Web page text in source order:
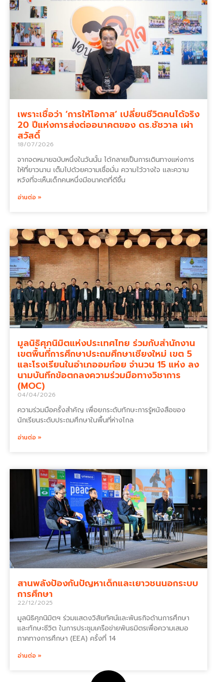
เพราะเชื่อว่า ‘การให้โอกาส’ เปลี่ยนชีวิตคนได้จริง
20 ปีแห่งการส่งต่ออนาคตของ ดร.ชัชวาล เผ่า
สวัสดิ์
18/07/2026
จากจดหมายฉบับหนึ่งในวันนั้น ได้กลายเป็นการเดินทางแห่งการ
ให้ที่ยาวนาน เต็มไปด้วยความเชื่อมั่น ความไว้วางใจ และความ
หวังที่จะเห็นเด็กคนหนึ่งมีอนาคตที่ดีขึ้น
อ่านต่อ »
มูลนิธิศุภนิมิตแห่งประเทศไทย ร่วมกับสำนักงาน
เขตพื้นที่การศึกษาประถมศึกษาเชียงใหม่ เขต 5
และโรงเรียนในอำเภออมก๋อย จำนวน 15 แห่ง ลง
นามบันทึกข้อตกลงความร่วมมือทางวิชาการ
(MOC)
04/04/2026
ความร่วมมือครั้งสำคัญ เพื่อยกระดับทักษะการรู้หนังสือของ
นักเรียนระดับประถมศึกษาในพื้นที่ห่างไกล
อ่านต่อ »
สานพลังป้องกันปัญหาเด็กและเยาวชนนอกระบบ
การศึกษา
22/12/2025
มูลนิธิศุภนิมิตฯ ร่วมแสดงวิสัยทัศน์และพันธกิจด้านการศึกษา
และทักษะชีวิต ในการประชุมเครือข่ายพันธมิตรเพื่อความเสมอ
ภาคทางการศึกษา (EEA) ครั้งที่ 14
อ่านต่อ »